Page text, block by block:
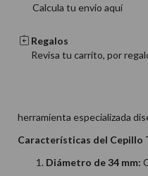
Calcula tu envio aquí
Regalos
Revisa tu carrito, por
herramienta especializada
Características del Cepillo
Diámetro de 34 mm: